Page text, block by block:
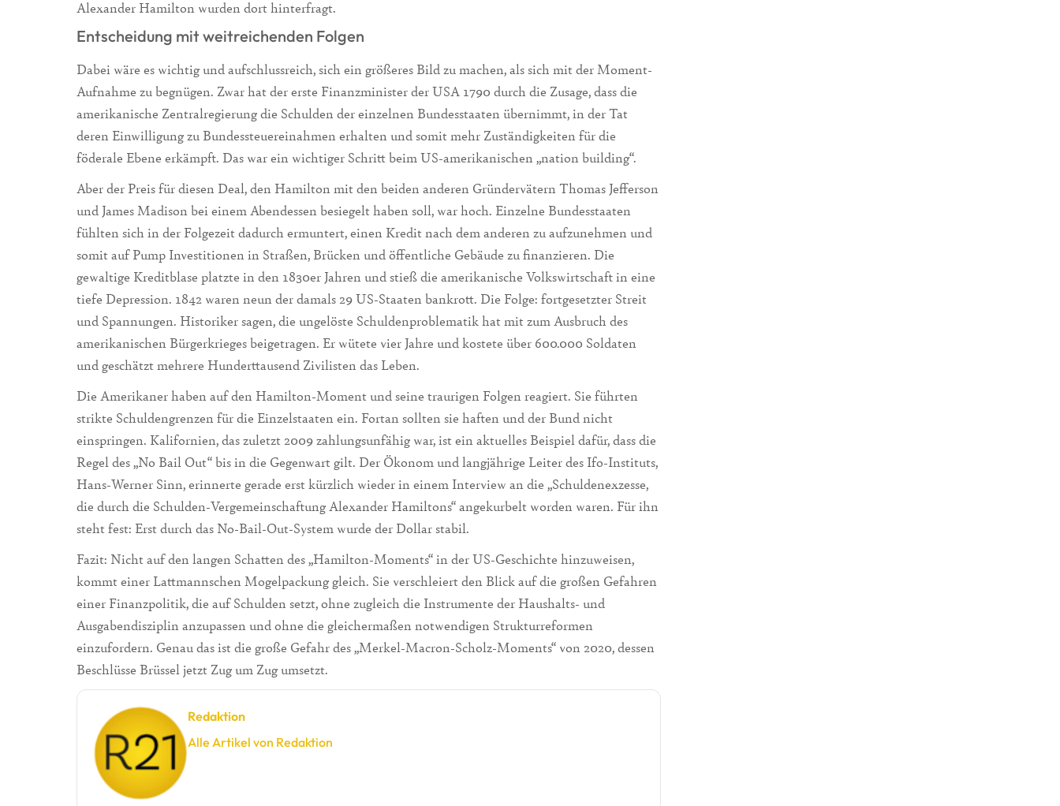
Alexander Hamilton wurden dort hinterfragt.
Entscheidung mit weitreichenden Folgen
Dabei wäre es wichtig und aufschlussreich, sich ein größeres Bild zu machen, als sich mit der Moment-
Aufnahme zu begnügen. Zwar hat der erste Finanzminister der USA 1790 durch die Zusage, dass die
amerikanische Zentralregierung die Schulden der einzelnen Bundesstaaten übernimmt, in der Tat
deren Einwilligung zu Bundessteuereinahmen erhalten und somit mehr Zuständigkeiten für die
föderale Ebene erkämpft. Das war ein wichtiger Schritt beim US-amerikanischen „nation building“.
Aber der Preis für diesen Deal, den Hamilton mit den beiden anderen Gründervätern Thomas Jefferson
und James Madison bei einem Abendessen besiegelt haben soll, war hoch. Einzelne Bundesstaaten
fühlten sich in der Folgezeit dadurch ermuntert, einen Kredit nach dem anderen zu aufzunehmen und
somit auf Pump Investitionen in Straßen, Brücken und öffentliche Gebäude zu finanzieren. Die
gewaltige Kreditblase platzte in den 1830er Jahren und stieß die amerikanische Volkswirtschaft in eine
tiefe Depression. 1842 waren neun der damals 29 US-Staaten bankrott. Die Folge: fortgesetzter Streit
und Spannungen. Historiker sagen, die ungelöste Schuldenproblematik hat mit zum Ausbruch des
amerikanischen Bürgerkrieges beigetragen. Er wütete vier Jahre und kostete über 600.000 Soldaten
und geschätzt mehrere Hunderttausend Zivilisten das Leben.
Die Amerikaner haben auf den Hamilton-Moment und seine traurigen Folgen reagiert. Sie führten
strikte Schuldengrenzen für die Einzelstaaten ein. Fortan sollten sie haften und der Bund nicht
einspringen. Kalifornien, das zuletzt 2009 zahlungsunfähig war, ist ein aktuelles Beispiel dafür, dass die
Regel des „No Bail Out“ bis in die Gegenwart gilt. Der Ökonom und langjährige Leiter des Ifo-Instituts,
Hans-Werner Sinn, erinnerte gerade erst kürzlich wieder in einem Interview an die „Schuldenexzesse,
die durch die Schulden-Vergemeinschaftung Alexander Hamiltons“ angekurbelt worden waren. Für ihn
steht fest: Erst durch das No-Bail-Out-System wurde der Dollar stabil.
Fazit: Nicht auf den langen Schatten des „Hamilton-Moments“ in der US-Geschichte hinzuweisen,
kommt einer Lattmannschen Mogelpackung gleich. Sie verschleiert den Blick auf die großen Gefahren
einer Finanzpolitik, die auf Schulden setzt, ohne zugleich die Instrumente der Haushalts- und
Ausgabendisziplin anzupassen und ohne die gleichermaßen notwendigen Strukturreformen
einzufordern. Genau das ist die große Gefahr des „Merkel-Macron-Scholz-Moments“ von 2020, dessen
Beschlüsse Brüssel jetzt Zug um Zug umsetzt.
Redaktion
Alle Artikel von Redaktion